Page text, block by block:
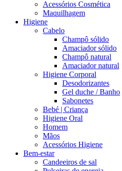
Acessórios Cosmética
Maquilhagem
Higiene
Cabelo
Champô sólido
Amaciador sólido
Champô natural
Amaciador natural
Higiene Corporal
Desodorizantes
Gel duche / Banho
Sabonetes
Bebé | Criança
Higiene Oral
Homem
Mãos
Acessórios Higiene
Bem-estar
Candeeiros de sal